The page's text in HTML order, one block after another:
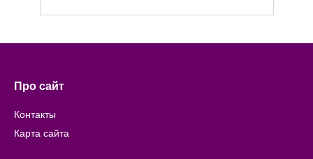
Про сайт
Контакты
Карта сайта